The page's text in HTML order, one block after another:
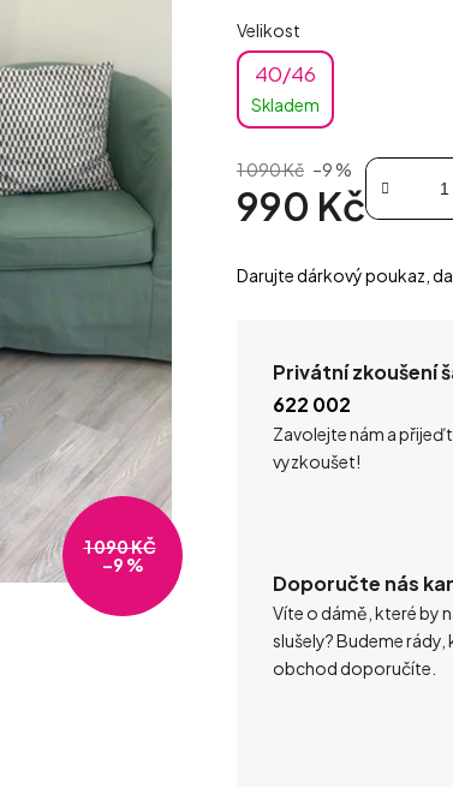
Velikost
40/46
Skladem
1 090 Kč –9 %
990 Kč
Darujte dárkový poukaz,
Privátní zkoušení
622 002
Zavolejte nám a
vyzkoušet!
Doporučte nás
Víte o dámě, které by
slušely? Budeme rády,
obchod doporučíte.
1 090 KČ
–9 %